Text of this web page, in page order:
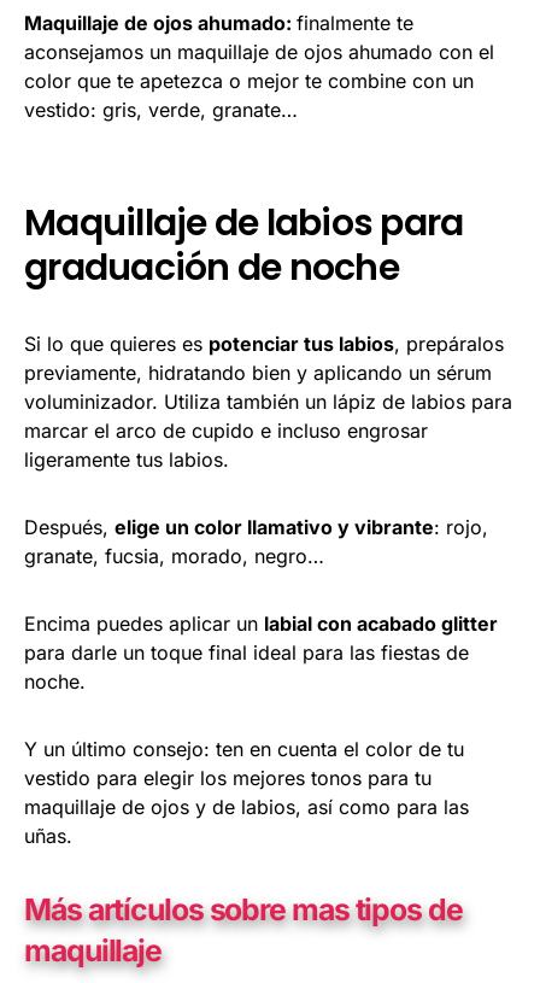
Maquillaje de ojos ahumado: finalmente te
aconsejamos un maquillaje de ojos ahumado con el
color que te apetezca o mejor te combine con un
vestido: gris, verde, granate…
Maquillaje de labios para
graduación de noche
Si lo que quieres es potenciar tus labios, prepáralos
previamente, hidratando bien y aplicando un sérum
voluminizador. Utiliza también un lápiz de labios para
marcar el arco de cupido e incluso engrosar
ligeramente tus labios.
Después, elige un color llamativo y vibrante: rojo,
granate, fucsia, morado, negro…
Encima puedes aplicar un labial con acabado glitter
para darle un toque final ideal para las fiestas de
noche.
Y un último consejo: ten en cuenta el color de tu
vestido para elegir los mejores tonos para tu
maquillaje de ojos y de labios, así como para las
uñas.
Más artículos sobre mas tipos de
maquillaje